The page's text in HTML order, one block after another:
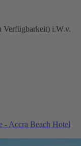
Verfügbarkeit) i.W.v.
- Accra Beach Hotel